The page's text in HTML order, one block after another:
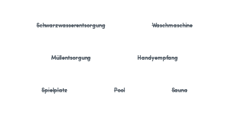
Schwarzwasserentsorgung Waschmaschine
Müllentsorgung Handyempfang
Spielplatz Pool Sauna